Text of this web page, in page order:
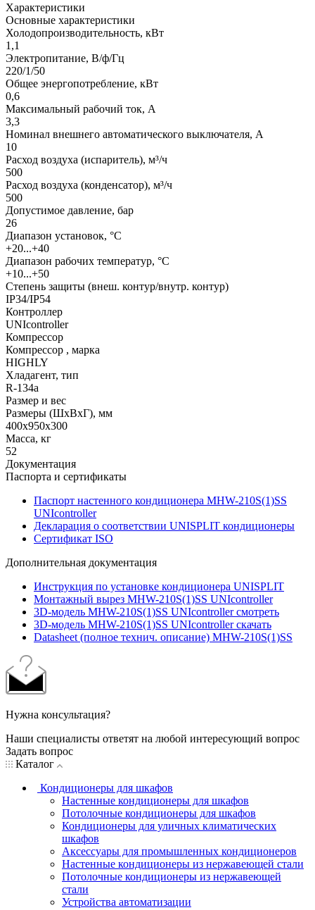
Характеристики
Основные характеристики
Холодопроизводительность, кВт
1,1
Электропитание, В/ф/Гц
220/1/50
Общее энергопотребление, кВт
0,6
Максимальный рабочий ток, А
3,3
Номинал внешнего автоматического выключателя, А
10
Расход воздуха (испаритель), м³/ч
500
Расход воздуха (конденсатор), м³/ч
500
Допустимое давление, бар
26
Диапазон установок, °С
+20...+40
Диапазон рабочих температур, °С
+10...+50
Степень защиты (внеш. контур/внутр. контур)
IP34/IP54
Контроллер
UNIcontroller
Компрессор
Компрессор , марка
HIGHLY
Хладагент, тип
R-134a
Размер и вес
Размеры (ШхВхГ), мм
400х950х300
Масса, кг
52
Документация
Паспорта и сертификаты
Паспорт настенного кондиционера MHW-210S(1)SS
UNIcontroller
Декларация о соответствии UNISPLIT кондиционеры
Сертификат ISO
Дополнительная документация
Инструкция по установке кондиционера UNISPLIT
Монтажный вырез MHW-210S(1)SS UNIcontroller
3D-модель MHW-210S(1)SS UNIcontroller смотреть
3D-модель MHW-210S(1)SS UNIcontroller скачать
Datasheet (полное технич. описание) MHW-210S(1)SS
Нужна консультация?
Наши специалисты ответят на любой интересующий вопрос
Задать вопрос
Каталог
Кондиционеры для шкафов
Настенные кондиционеры для шкафов
Потолочные кондиционеры для шкафов
Кондиционеры для уличных климатических
шкафов
Аксессуары для промышленных кондиционеров
Настенные кондиционеры из нержавеющей стали
Потолочные кондиционеры из нержавеющей
стали
Устройства автоматизации